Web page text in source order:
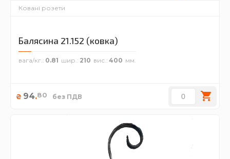
Ковані розети
Балясина 21.152 (ковка)
вага/кг. 0.81 шир. 210 вис. 400
₴ 94.80 без ПДВ